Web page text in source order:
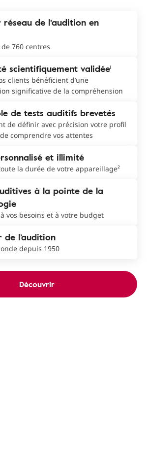
réseau de l'audition en
760 centres
scientifiquement validée¹
clients bénéficient d’une
significative de la compréhension
de tests auditifs brevetés
de définir avec précision votre profil
comprendre vos attentes
et illimité
la durée de votre appareillage²
à la pointe de la
vos besoins et à votre budget
de l’audition
depuis 1950
Découvrir